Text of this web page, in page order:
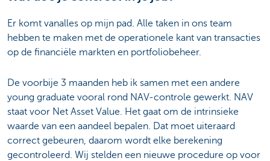
Er komt vanalles op mijn pad. Alle taken in ons team
hebben te maken met de operationele kant van transacties
op de financiële markten en portfoliobeheer.
De voorbije 3 maanden heb ik samen met een andere
young graduate vooral rond NAV-controle gewerkt. NAV
staat voor Net Asset Value. Het gaat om de intrinsieke
waarde van een aandeel bepalen. Dat moet uiteraard
correct gebeuren, daarom wordt elke berekening
gecontroleerd. Wij stelden een nieuwe procedure op voor